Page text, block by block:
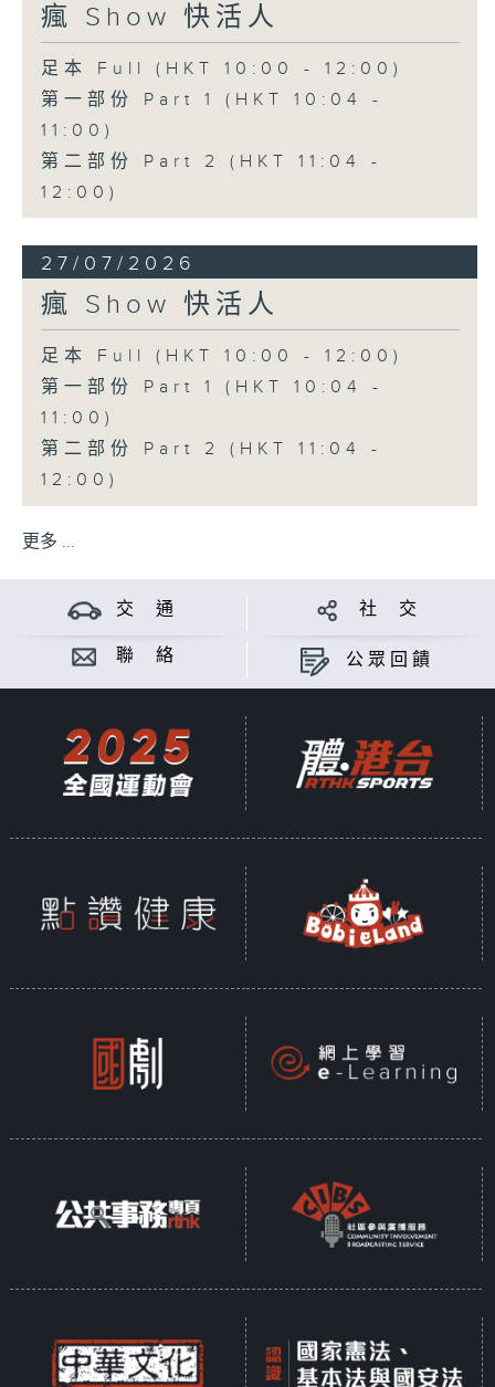
瘋 Show 快活人
足本 Full (HKT 10:00 - 12:00)
第一部份 Part 1 (HKT 10:04 -
11:00)
第二部份 Part 2 (HKT 11:04 -
12:00)
27/07/2026
瘋 Show 快活人
足本 Full (HKT 10:00 - 12:00)
第一部份 Part 1 (HKT 10:04 -
11:00)
第二部份 Part 2 (HKT 11:04 -
12:00)
更多 ...
交 通 社 交
聯 絡 公眾回饋